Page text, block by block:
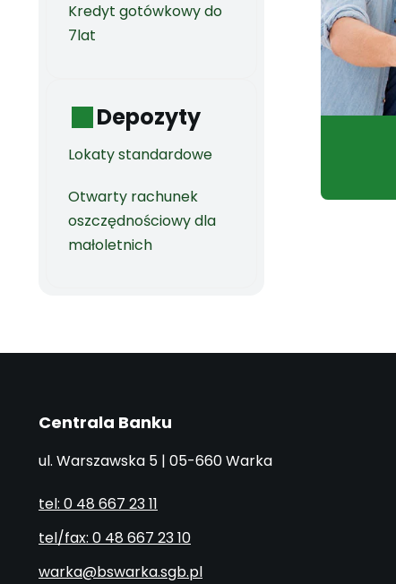
Kredyt gotówkowy do
7lat
Depozyty
Lokaty standardowe
Otwarty rachunek
oszczędnościowy dla
małoletnich
Centrala Banku
ul. Warszawska 5 | 05-660 Warka
tel: 0 48 667 23 11
tel/fax: 0 48 667 23 10
warka@bswarka.sgb.pl